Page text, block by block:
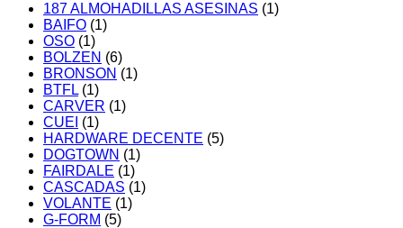
187 ALMOHADILLAS ASESINAS (1)
BAIFO (1)
OSO (1)
BOLZEN (6)
BRONSON (1)
BTFL (1)
CARVER (1)
CUEI (1)
HARDWARE DECENTE (5)
DOGTOWN (1)
FAIRDALE (1)
CASCADAS (1)
VOLANTE (1)
G-FORM (5)